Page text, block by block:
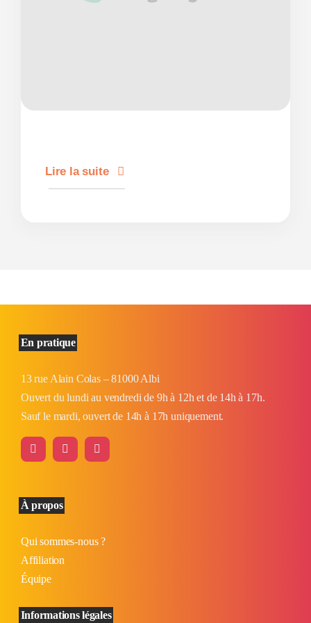
Lire la suite
En pratique
13 rue Alain Colas – 81000 Albi
Ouvert du lundi au vendredi de 9h à 12h et de 14h à 17h.
Sauf le mardi, ouvert de 14h à 17h uniquement.
À propos
Qui sommes-nous ?
Affiliation
Équipe
Informations légales